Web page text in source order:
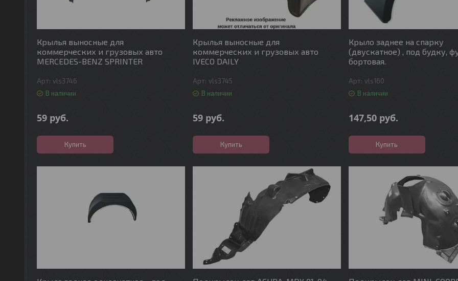
Крылья выносные для
коммерческих и грузовых авто
MERCEDES-BENZ SPRINTER
vls3746
В наличии
59 руб.
Купить
Крылья выносные для
коммерческих и грузовых авто
IVECO DAILY
vls3745
В наличии
59 руб.
Купить
Крыло заднее на спарку
(двускатное) , под будку,
бортовая.
vls160
В наличии
147,50 руб.
Купить